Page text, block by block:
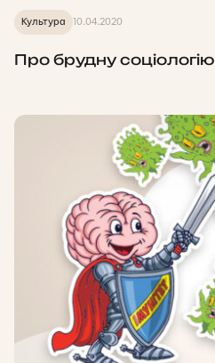
Культура 10.04.2020
Про брудну соціологію